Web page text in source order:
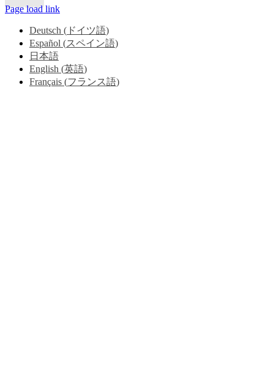
Page load link
Deutsch ( ドイツ語)
Español (スペイン語)
日本語
English (英語)
Français (フランス語)